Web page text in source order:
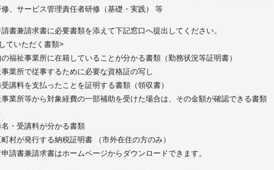
、サービス管理責任者研修（基礎・実践） 等
書兼請求書に必要書類を添えて下記窓口へ提出してください。
ていただく書類>
の福祉事業所に在籍していることが分かる書類（勤務状況等証明書）
事業所で従事するために必要な資格証の写し
受講料を支払ったことを証明する書類（領収書）
事業所等から対象経費の一部補助を受けた場合は、その金額が確認できる書類
名・受講料が分かる書類
町村が発行する納税証明書 （市外在住の方のみ）
請書兼請求書はホームページからダウンロードできます。